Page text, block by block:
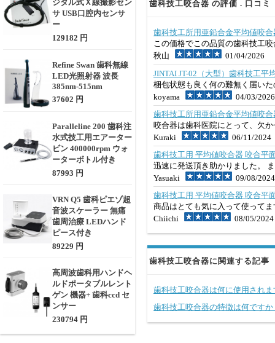
ジタル式Ｘ線撮影セン
サ USB口腔内センサ
ー
129182 円
Refine Swan 歯科無線
LED光照射器 波長
385nm-515nm
37602 円
Paralleline 200 歯科注
水式技工用エアーター
ビン 400000rpm ウォ
ーターボトル付き
87993 円
VRN Q5 歯科ピエゾ超
音波スケーラー 無痛
歯周治療 LEDハンド
ピース付き
89229 円
高周波歯科用ハンドヘ
ルドポータブルレント
ゲン 機器+ 歯科ccd セ
ンサー
230794 円
歯科技工咬合器 の評価 . 口コミ
歯科技工所用亜鉛合金平均値咬合
この価格でこの品質の歯科技工
秋山
01/04/2026
JINTAI JT-02（大型）歯科技工平
梱包状態も良く何の難無く届い
koyama
04/03/2026
歯科技工所用亜鉛合金平均値咬合
咬合器は歯科医院にとって、欠
Kuraki
06/11/2024
歯科技工用 平均値咬合器 咬合平
迅速に発送頂き助かりました。
Yasuaki
09/08/2024
歯科技工用 平均値咬合器 咬合平
商品はとても気に入って使って
Chiichi
08/05/2024
歯科技工咬合器に関連する記事
歯科技工咬合器は何に使用されま
歯科技工咬合器の特徴は何ですか